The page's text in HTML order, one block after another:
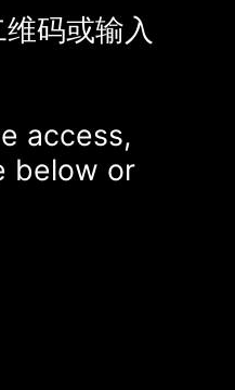
码或输入
access,
below or